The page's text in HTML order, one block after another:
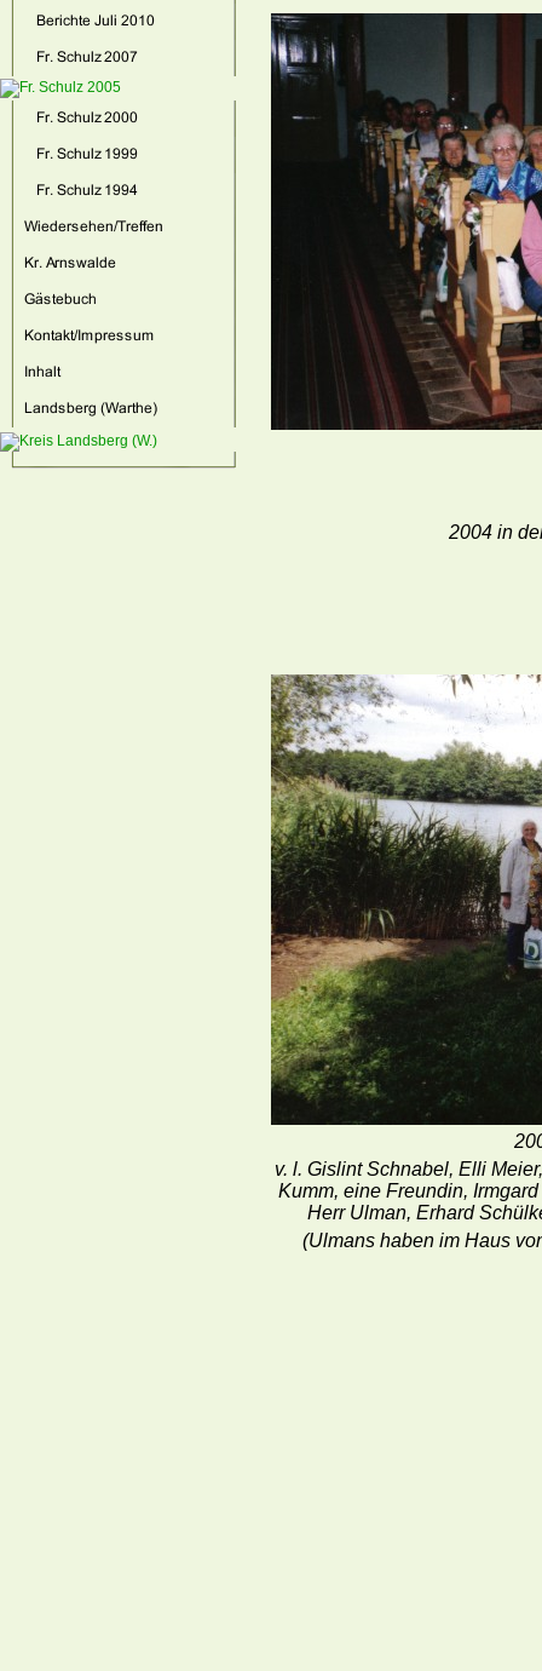
2004 in
v. l. Gislint Schnabel, Elli
Kumm, eine Freundin,
Herr Ulman, Erhard
(Ulmans haben im Haus